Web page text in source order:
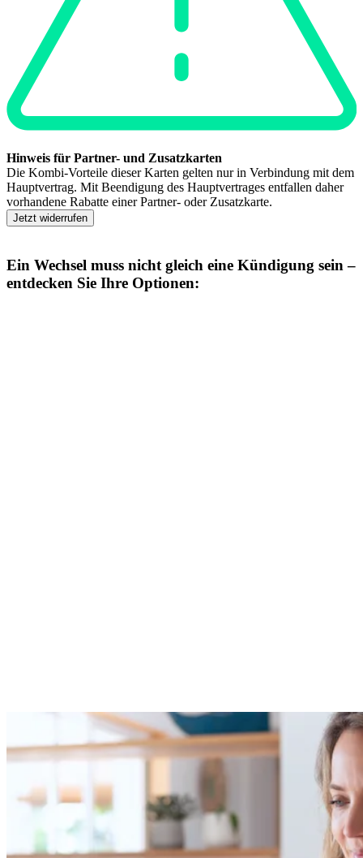
Hinweis für Partner- und Zusatzkarten
Die Kombi-Vorteile dieser Karten gelten nur in Verbindung mit dem
Hauptvertrag. Mit Beendigung des Hauptvertrages entfallen daher
vorhandene Rabatte einer Partner- oder Zusatzkarte.
Jetzt widerrufen
Ein Wechsel muss nicht gleich eine Kündigung sein –
entdecken Sie Ihre Optionen: